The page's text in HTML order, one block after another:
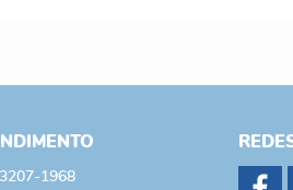
3207-1968